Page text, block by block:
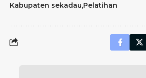
Kabupaten sekadau Pelatihan